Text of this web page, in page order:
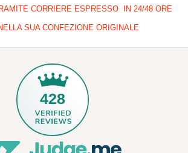
CORRIERE ESPRESSO IN 24/48 ORE
SUA CONFEZIONE ORIGINALE
428